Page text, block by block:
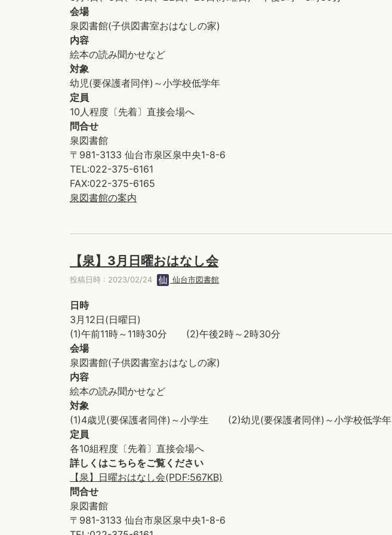
会場
泉図書館(子供図書室おはなしの家)
内容
絵本の読み聞かせなど
対象
幼児(要保護者同伴)～小学校低学年
定員
10人程度〔先着〕直接会場へ
問合せ
泉図書館
〒981-3133 仙台市泉区泉中央1-8-6
TEL:022-375-6161
FAX:022-375-6165
泉図書館の案内
【泉】3月日曜おはなし会
投稿日時 : 2023/02/24 仙台市図書館
日時
3月12日(日曜日)
(1)午前11時～11時30分 (2)午後2時～2時30分
会場
泉図書館(子供図書室おはなしの家)
内容
絵本の読み聞かせなど
対象
(1)4歳児(要保護者同伴)～小学生 (2)幼児(要保護者同伴)～小学校低学年
定員
各10組程度〔先着〕直接会場へ
詳しくはこちらをご覧ください
【泉】日曜おはなし会(PDF:567KB)
問合せ
泉図書館
〒981-3133 仙台市泉区泉中央1-8-6